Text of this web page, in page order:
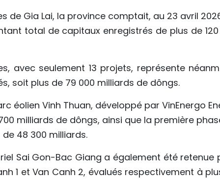
de Gia Lai, la province comptait, au 23 avril
total de capitaux enregistrés de plus de
avec seulement 13 projets, représente
soit plus de 79 000 milliards de dôngs.
éolien Vinh Thuan, développé par VinEnergo
milliards de dôngs, ainsi que la première
48 300 milliards.
Sai Gon-Bac Giang a également été retenue
1 et Van Canh 2, évalués respectivement à